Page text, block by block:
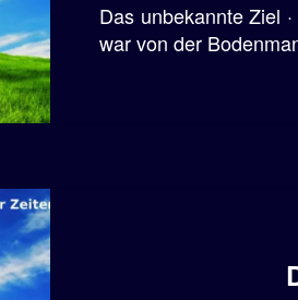
Das unbekannte Ziel
war von der